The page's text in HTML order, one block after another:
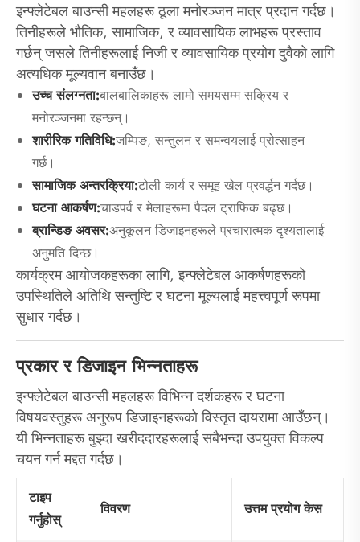
इन्फ्लेटेबल बाउन्सी महलहरू ठूला मनोरञ्जन मात्र प्रदान गर्दछ।
तिनीहरूले भौतिक, सामाजिक, र व्यावसायिक लाभहरू प्रस्ताव
गर्छन् जसले तिनीहरूलाई निजी र व्यावसायिक प्रयोग दुवैको लागि
अत्यधिक मूल्यवान बनाउँछ।
उच्च संलग्नता:बालबालिकाहरू लामो समयसम्म सक्रिय र
मनोरञ्जनमा रहन्छन्।
शारीरिक गतिविधि:जम्पिङ, सन्तुलन र समन्वयलाई प्रोत्साहन
गर्छ।
सामाजिक अन्तरक्रिया:टोली कार्य र समूह खेल प्रवर्द्धन गर्दछ।
घटना आकर्षण:चाडपर्व र मेलाहरूमा पैदल ट्राफिक बढ्छ।
ब्रान्डिङ अवसर:अनुकूलन डिजाइनहरूले प्रचारात्मक दृश्यतालाई
अनुमति दिन्छ।
कार्यक्रम आयोजकहरूका लागि, इन्फ्लेटेबल आकर्षणहरूको
उपस्थितिले अतिथि सन्तुष्टि र घटना मूल्यलाई महत्त्वपूर्ण रूपमा
सुधार गर्दछ।
प्रकार र डिजाइन भिन्नताहरू
इन्फ्लेटेबल बाउन्सी महलहरू विभिन्न दर्शकहरू र घटना
विषयवस्तुहरू अनुरूप डिजाइनहरूको विस्तृत दायरामा आउँछन्।
यी भिन्नताहरू बुझ्दा खरीददारहरूलाई सबैभन्दा उपयुक्त विकल्प
चयन गर्न मद्दत गर्दछ।
टाइप
गर्नुहोस्
विवरण उत्तम प्रयोग केस